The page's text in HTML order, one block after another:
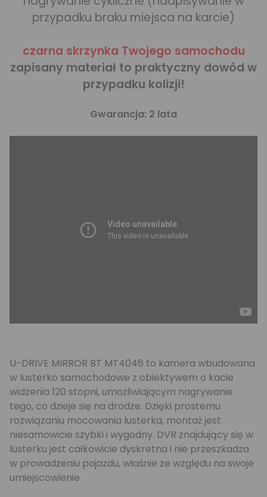
przypadku braku miejsca na karcie)
czarna skrzynka Twojego samochodu
zapisany materiał to praktyczny dowód w
przypadku kolizji!
Gwarancja: 2 lata
U-DRIVE MIRROR BT MT4046 to kamera wbudowana
w lusterko samochodowe z obiektywem o kacie
widzenia 120 stopni, umożliwiającym nagrywanie
tego, co dzieje się na drodze. Dzięki prostemu
rozwiązaniu mocowania lusterka, montaż jest
niesamowicie szybki i wygodny. DVR znajdujący się w
lusterku jest całkowicie dyskretna i nie przeszkadza
w prowadzeniu pojazdu, właśnie ze względu na swoje
umiejscowienie